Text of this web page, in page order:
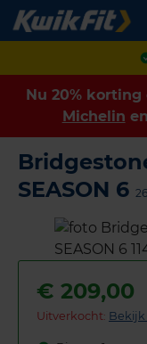
Nu 20% korting
Michelin en
SEASON 6
€ 209,00
Uitverkocht: